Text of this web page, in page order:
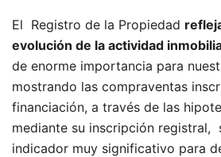
El Registro de la Propiedad
evolución de la actividad
de enorme importancia para
mostrando las compraventas
financiación, a través de las
mediante su inscripción registral,
indicador muy significativo para